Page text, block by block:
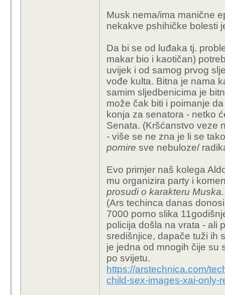
logicno, ispada da su
kaznenopravnom
karakteristika ljudi
ne bi bas imalo
Trump i Musk mogu
odluke ne nastaju
i inace podrzavas
normalno da policija
normalno da policija
U tom kontekstu imas
cijeluTTI industrij u;
unutar americkog
imas dokumentarac gdje djecu
govori kako uziva kad moze
psihopatskih ponasanja, i oke
podrzavaju i dozvoljavaju da se to
to ponosno pokazuje. Sve to bez
petom amadmanu, nevinim
vrhovnih sudaca u vezi toga bi se
kazemo da ima manicnu epizodu.
Musk nema/ima manične
nekakve pshihičke bolesti
Da bi se od luđaka tj.
makar bio i kaotičan)
uvijek i od samog prvog
vođe kulta. Bitna je nama
samim sljedbenicima je
može čak biti i poimanje
konja za senatora - netko
Senata. (Kršćanstvo veze
- više se ne zna je li se
pomire sve nebuloze/
Evo primjer naš kolega
mu organizira party i
prosudi o karakteru Muska.
(Ars techinca danas
7000 porno slika
policija došla na vrata - ali
središnjice, dapače tuži ih
je jedna od mnogih čije su
po svijetu.
https://arstechnica.com/
child-sex-images-xai-only-